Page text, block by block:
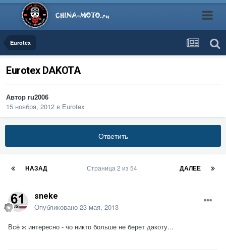
Eurotex
Eurotex DAKOTA
Автор ru2006
15 ноября, 2012 в Eurotex
Ответить
НАЗАД ДАЛЕЕ
Страница 2 из 54
sneke
Опубликовано 23 мая, 2013
Всё ж интересно - чо никто больше не берет дакоту...